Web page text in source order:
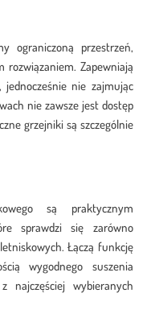
ograniczoną przestrzeń,
rozwiązaniem. Zapewniają
jednocześnie nie zajmując
nie zawsze jest dostęp
grzejniki są szczególnie
są praktycznym
sprawdzi się zarówno
Łączą funkcję
wygodnego suszenia
najczęściej wybieranych